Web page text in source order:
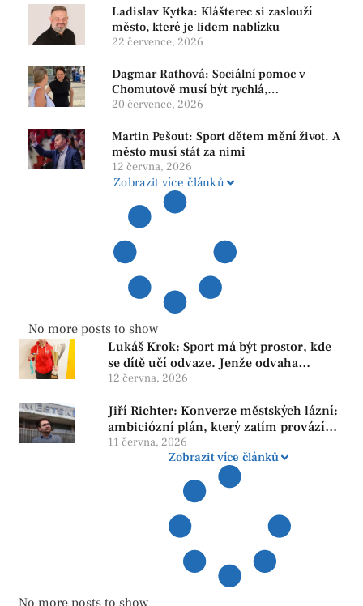
Ladislav Kytka: Klášterec si zaslouží
město, které je lidem nablízku
22 července, 2026
Dagmar Rathová: Sociální pomoc v
Chomutově musí být rychlá,
srozumitelná a férová. Ne udržovat lidi v
20 července, 2026
Martin Pešout: Sport dětem mění život. A
město musí stát za nimi
12 června, 2026
Zobrazit více článků
No more posts to show
Lukáš Krok: Sport má být prostor, kde
se dítě učí odvaze. Jenže odvaha
neroste tam, kde se bojí udělat chybu.
12 června, 2026
Jiří Richter: Konverze městských lázní:
ambiciózní plán, který zatím provází
více otazníků než jistot
11 června, 2026
Zobrazit více článků
No more posts to show